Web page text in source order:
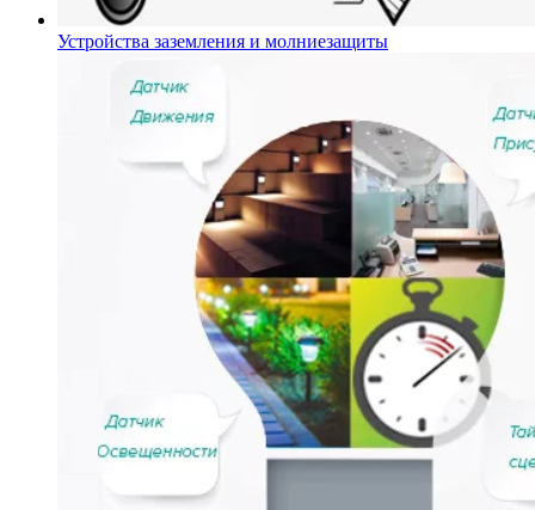
Устройства заземления и молниезащиты